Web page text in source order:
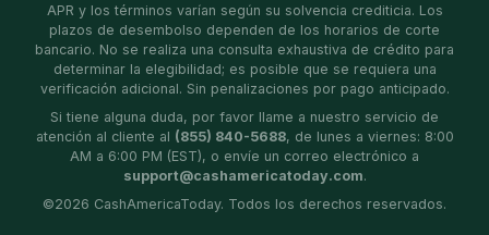
APR y los términos varían según su solvencia crediticia. Los
plazos de desembolso dependen de los horarios de corte
bancario. No se realiza una consulta exhaustiva de crédito para
determinar la elegibilidad; es posible que se requiera una
verificación adicional. Sin penalizaciones por pago anticipado.
Si tiene alguna duda, por favor llame a nuestro servicio de
atención al cliente al (855) 840-5688, de lunes a viernes: 8:00
AM a 6:00 PM (EST), o envíe un correo electrónico a
support@cashamericatoday.com.
©2026 CashAmericaToday. Todos los derechos reservados.